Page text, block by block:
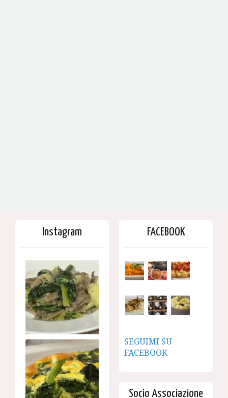
Instagram FACEBOOK
SEGUIMI SU
FACEBOOK
Socio Associazione